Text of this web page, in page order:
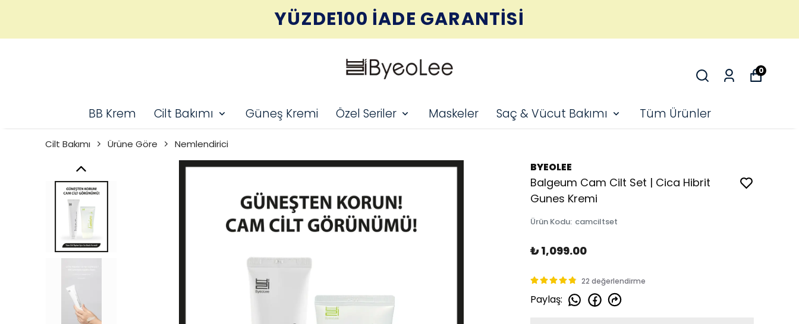
YÜZDE100 İADE GARANTİSİ
BB Krem Cilt Bakımı Güneş Kremi Özel Seriler Maskeler Saç & Vücut Bakımı Tüm Ürünler
0
Cilt Bakımı Ürüne Göre Nemlendirici
BYEOLEE
Balgeum Cam Cilt Set | Cica Hibrit
Gunes Kremi
Ürün Kodu: camciltset
₺ 1,099.00
22 değerlendirme
Paylaş: